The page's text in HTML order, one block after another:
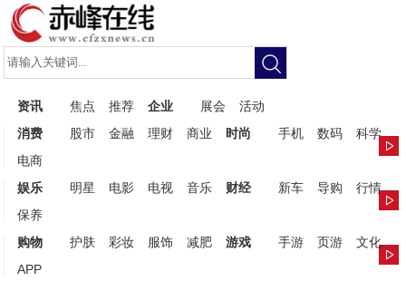
资讯 焦点 推荐 企业 展会
活动
消费
股市 金融 理财 商业 时尚 手机 数码
科学
电商
娱乐
明星 电影 电视 音乐 财经 新车 导购
行情
保养
购物
护肤 彩妆 服饰 减肥 游戏 手游 页游
文化
APP